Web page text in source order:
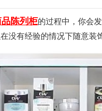
陈列柜的过程中，你会
没有经验的情况下随意装